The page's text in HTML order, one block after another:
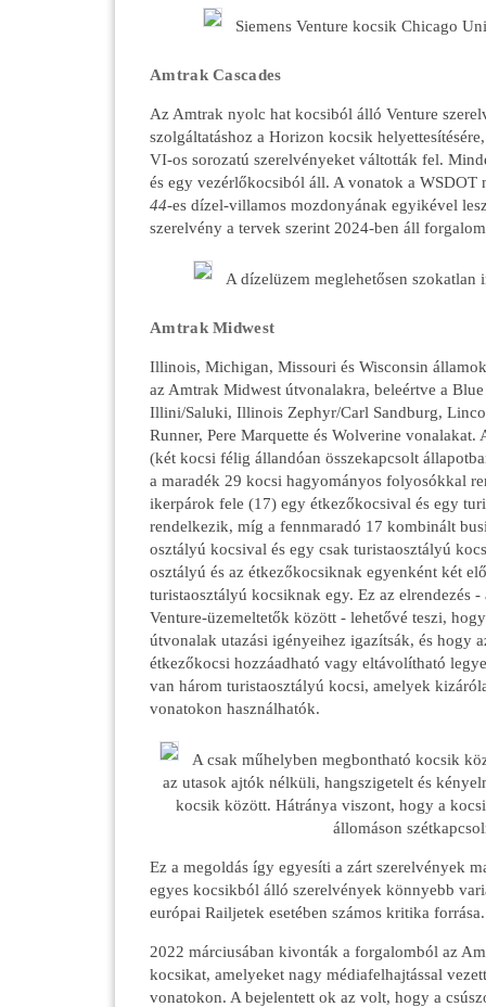
Siemens Venture kocsik Chicago
Amtrak Cascades
Az Amtrak nyolc hat kocsiból álló Venture
szolgáltatáshoz a Horizon kocsik
VI-os sorozatú szerelvényeket váltották fel.
és egy vezérlőkocsiból áll. A vonatok a
44-es dízel-villamos mozdonyának egyikével
szerelvény a tervek szerint 2024-ben áll
A dízelüzem meglehetősen szokatlan
Amtrak Midwest
Illinois, Michigan, Missouri és Wisconsin
az Amtrak Midwest útvonalakra, beleértve a
Illini/Saluki, Illinois Zephyr/Carl Sandburg,
Runner, Pere Marquette és Wolverine
(két kocsi félig állandóan összekapcsolt
a maradék 29 kocsi hagyományos folyosókkal
ikerpárok fele (17) egy étkezőkocsival és egy
rendelkezik, míg a fennmaradó 17 kombinált
osztályú kocsival és egy csak turistaosztályú
osztályú és az étkezőkocsiknak egyenként két
turistaosztályú kocsiknak egy. Ez az elrendezés
Venture-üzemeltetők között - lehetővé teszi,
útvonalak utazási igényeihez igazítsák, és hogy
étkezőkocsi hozzáadható vagy eltávolítható
van három turistaosztályú kocsi, amelyek
vonatokon használhatók.
A csak műhelyben megbontható kocsik
az utasok ajtók nélküli, hangszigetelt és
kocsik között. Hátránya viszont, hogy a
állomáson
Ez a megoldás így egyesíti a zárt szerelvények
egyes kocsikból álló szerelvények könnyebb
európai Railjetek esetében számos kritika forrása.
2022 márciusában kivonták a forgalomból az
kocsikat, amelyeket nagy médiafelhajtással
vonatokon. A bejelentett ok az volt, hogy a